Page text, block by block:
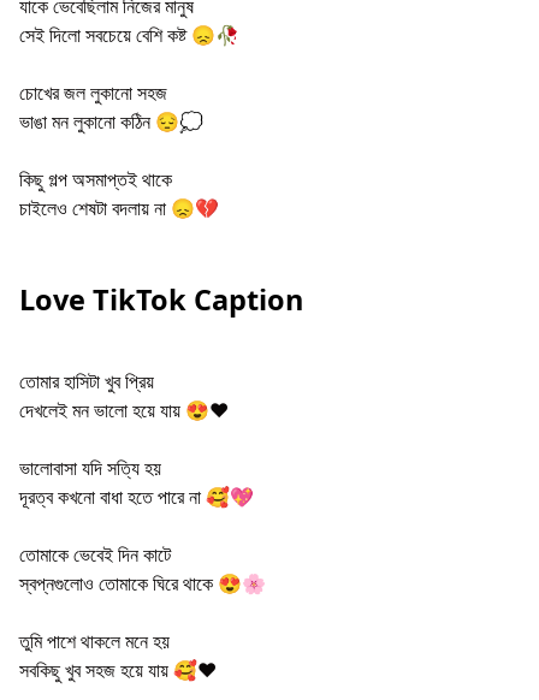
যাকে ভেবেছিলাম নিজের মানুষ
সেই দিলো সবচেয়ে বেশি কষ্ট 😞🥀
চোখের জল লুকানো সহজ
ভাঙা মন লুকানো কঠিন 😔💭
কিছু গল্প অসমাপ্তই থাকে
চাইলেও শেষটা বদলায় না 😞💔
Love TikTok Caption
তোমার হাসিটা খুব প্রিয়
দেখলেই মন ভালো হয়ে যায় 😍❤️
ভালোবাসা যদি সত্যি হয়
দূরত্ব কখনো বাধা হতে পারে না 🥰💖
তোমাকে ভেবেই দিন কাটে
স্বপ্নগুলোও তোমাকে ঘিরে থাকে 😍🌸
তুমি পাশে থাকলে মনে হয়
সবকিছু খুব সহজ হয়ে যায় 🥰❤️